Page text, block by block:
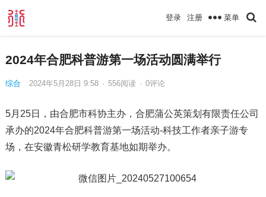
登录 注册 菜单
2024年合肥科普游第一场活动圆满举行
综合 2024年5月28日 9:58 · 556阅读 · 0评论
5月25日，由合肥市科协主办，合肥蒲公英策划有限责任公司
承办的2024年合肥科普游第一场活动-科技工作者亲子游专
场，在安徽青松研学教育基地如期举办。